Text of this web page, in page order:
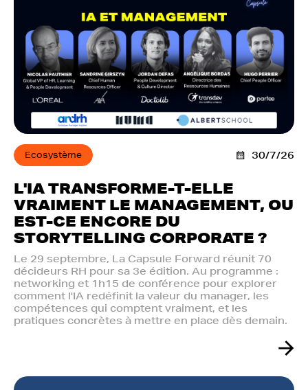
Ecosystème 30/7/26
L'IA TRANSFORME-T-ELLE
VRAIMENT LE MANAGEMENT, OU
EST-CE ENCORE DU
STORYTELLING CORPORATE ?
Le 29 septembre, La Capsule Forward réunit 70
décideurs RH pour sa 3e édition. Au programme :
networking et 1h15 de conférence pour explorer
comment l'IA redéfinit la valeur du manager, les
compétences qui comptent vraiment, et les
pratiques concrètes à mettre en place dès demain.